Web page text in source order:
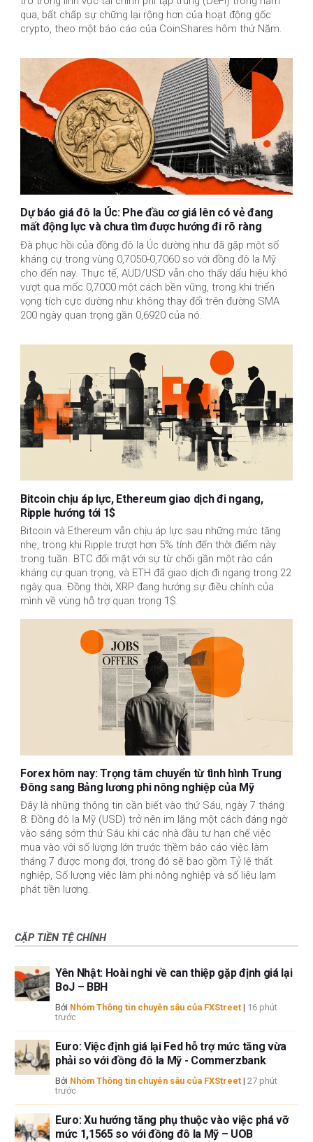
qua, bất chấp sự chững lại rộng hơn của hoạt động gốc
crypto, theo một báo cáo của CoinShares hôm thứ Năm.
Dự báo giá đô la Úc: Phe đầu cơ giá lên có vẻ đang
mất động lực và chưa tìm được hướng đi rõ ràng
Đà phục hồi của đồng đô la Úc dường như đã gặp một số
kháng cự trong vùng 0,7050-0,7060 so với đồng đô la Mỹ
cho đến nay. Thực tế, AUD/USD vẫn cho thấy dấu hiệu khó
vượt qua mốc 0,7000 một cách bền vững, trong khi triển
vọng tích cực dường như không thay đổi trên đường SMA
200 ngày quan trọng gần 0,6920 của nó.
Bitcoin chịu áp lực, Ethereum giao dịch đi ngang,
Ripple hướng tới 1$
Bitcoin và Ethereum vẫn chịu áp lực sau những mức tăng
nhẹ, trong khi Ripple trượt hơn 5% tính đến thời điểm này
trong tuần. BTC đối mặt với sự từ chối gần một rào cản
kháng cự quan trọng, và ETH đã giao dịch đi ngang trong 22
ngày qua. Đồng thời, XRP đang hướng sự điều chỉnh của
mình về vùng hỗ trợ quan trọng 1$.
Forex hôm nay: Trọng tâm chuyển từ tình hình Trung
Đông sang Bảng lương phi nông nghiệp của Mỹ
Đây là những thông tin cần biết vào thứ Sáu, ngày 7 tháng
8: Đồng đô la Mỹ (USD) trở nên im lặng một cách đáng ngờ
vào sáng sớm thứ Sáu khi các nhà đầu tư hạn chế việc
mua vào với số lượng lớn trước thềm báo cáo việc làm
tháng 7 được mong đợi, trong đó sẽ bao gồm Tỷ lệ thất
nghiệp, Số lượng việc làm phi nông nghiệp và số liệu lạm
phát tiền lương.
CẶP TIỀN TỆ CHÍNH
Yên Nhật: Hoài nghi về can thiệp gặp định giá lại
BoJ – BBH
Bởi Nhóm Thông tin chuyên sâu của FXStreet | 16 phút
trước
Euro: Việc định giá lại Fed hỗ trợ mức tăng vừa
phải so với đồng đô la Mỹ - Commerzbank
Bởi Nhóm Thông tin chuyên sâu của FXStreet | 27 phút
trước
Euro: Xu hướng tăng phụ thuộc vào việc phá vỡ
mức 1,1565 so với đồng đô la Mỹ – UOB